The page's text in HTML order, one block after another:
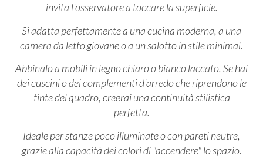
invita l'osservatore a toccare la superficie.
Si adatta perfettamente a una cucina moderna, a una
camera da letto giovane o a un salotto in stile minimal.
Abbinalo a mobili in legno chiaro o bianco laccato. Se hai
dei cuscini o dei complementi d'arredo che riprendono le
tinte del quadro, creerai una continuità stilistica
perfetta.
Ideale per stanze poco illuminate o con pareti neutre,
grazie alla capacità dei colori di "accendere" lo spazio.